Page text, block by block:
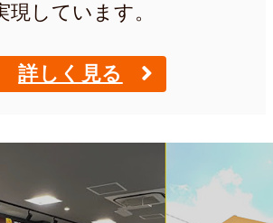
現しています。
詳しく見る